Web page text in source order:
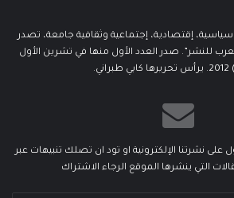
إقتصادية، إجتماعية وثقافية جامعة، تصدر
للنشر”. صدر العدد الأول منها في تشرين الأول
نشرتنا الإلكترونية او تود ان تصلك تنبيهات عبر
التي ينشرها الموقع الرجاء الاشتراك